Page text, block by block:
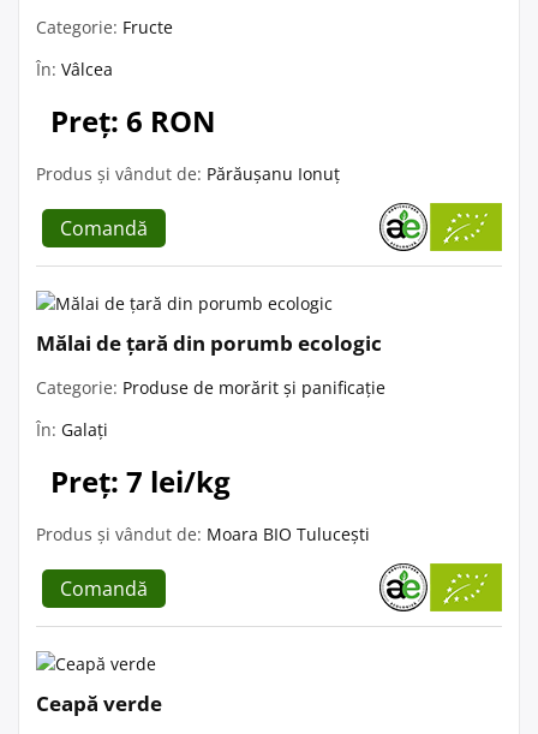
Categorie: Fructe
În: Vâlcea
Preț: 6 RON
Produs și vândut de: Părăușanu Ionuț
Comandă
Mălai de țară din porumb ecologic
Categorie: Produse de morărit și panificație
În: Galați
Preț: 7 lei/kg
Produs și vândut de: Moara BIO Tulucești
Comandă
Ceapă verde